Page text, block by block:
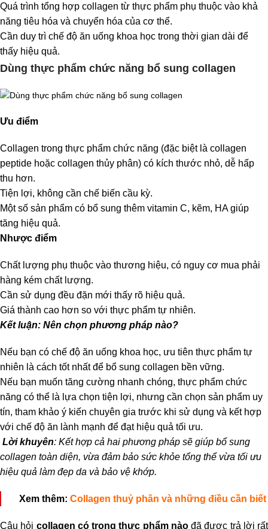
Quá trình tổng hợp collagen từ thực phẩm phụ thuộc vào khả
năng tiêu hóa và chuyển hóa của cơ thể.
Cần duy trì chế độ ăn uống khoa học trong thời gian dài để
thấy hiệu quả.
Dùng thực phẩm chức năng bổ sung collagen
Ưu điểm
Collagen trong thực phẩm chức năng (đặc biệt là collagen
peptide hoặc collagen thủy phân) có kích thước nhỏ, dễ hấp
thu hơn.
Tiện lợi, không cần chế biến cầu kỳ.
Một số sản phẩm có bổ sung thêm vitamin C, kẽm, HA giúp
tăng hiệu quả.
Nhược điểm
Chất lượng phụ thuộc vào thương hiệu, có nguy cơ mua phải
hàng kém chất lượng.
Cần sử dụng đều đặn mới thấy rõ hiệu quả.
Giá thành cao hơn so với thực phẩm tự nhiên.
Kết luận: Nên chọn phương pháp nào?
Nếu bạn có chế độ ăn uống khoa học, ưu tiên thực phẩm tự
nhiên là cách tốt nhất để bổ sung collagen bền vững.
Nếu bạn muốn tăng cường nhanh chóng, thực phẩm chức
năng có thể là lựa chọn tiện lợi, nhưng cần chọn sản phẩm uy
tín, tham khảo ý kiến chuyên gia trước khi sử dụng và kết hợp
với chế độ ăn lành mạnh để đạt hiệu quả tối ưu.
Lời khuyên: Kết hợp cả hai phương pháp sẽ giúp bổ sung
collagen toàn diện, vừa đảm bảo sức khỏe tổng thể vừa tối ưu
hiệu quả làm đẹp da và bảo vệ khớp.
Xem thêm: Collagen thuỷ phân và những điều cần biết
Câu hỏi collagen có trong thực phẩm nàođã được trả lời rất